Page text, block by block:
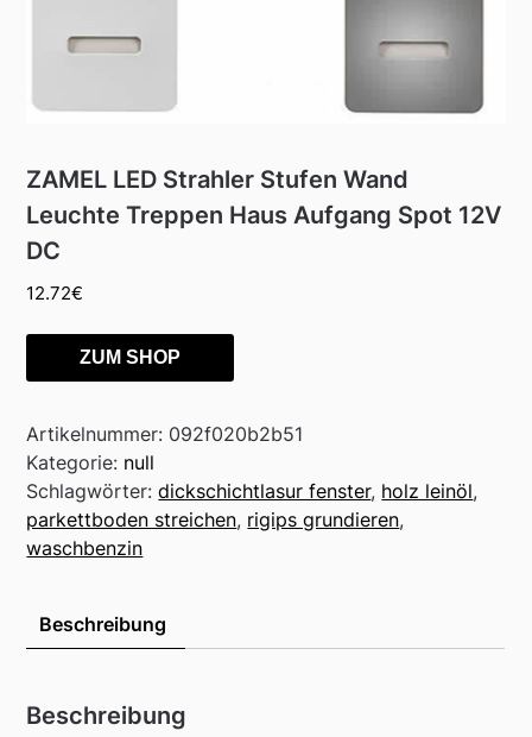
ZAMEL LED Strahler Stufen Wand
Leuchte Treppen Haus Aufgang Spot 12V
DC
12.72€
ZUM SHOP
Artikelnummer: 092f020b2b51
Kategorie: null
Schlagwörter:dickschichtlasur fenster, holz leinöl,
parkettboden streichen, rigips grundieren,
waschbenzin
Beschreibung
Beschreibung